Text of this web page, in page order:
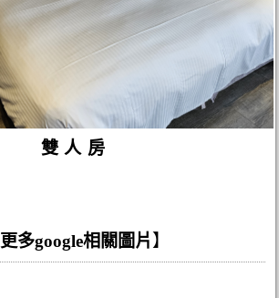
雙人房
更多google相關圖片 】